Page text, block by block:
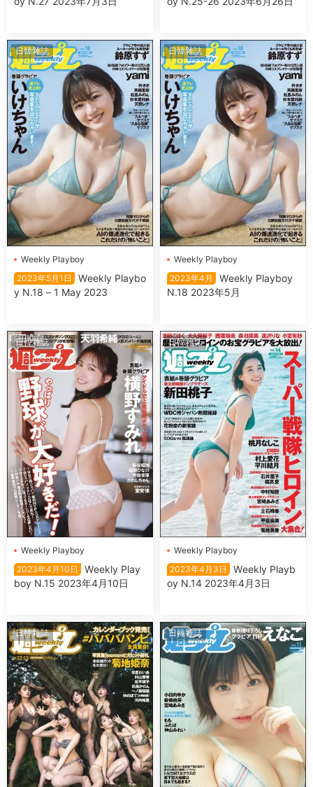
日韓雜誌
Wеekly Plаyboy
2023年5月1日
Wеekly Plаybo
y N.18 – 1 May 2023
日韓雜誌
Wеekly Plаyboy
2023年4月
Wеekly Plаyboy
N.18 2023年5月
日韓雜誌
Wеekly Plаyboy
2023年4月10日
Wеekly Plаy
boy N.15 2023年4月10日
日韓雜誌
Wеekly Plаyboy
2023年4月3日
Wеekly Plаyb
oy N.14 2023年4月3日
日韓雜誌 日韓雜誌